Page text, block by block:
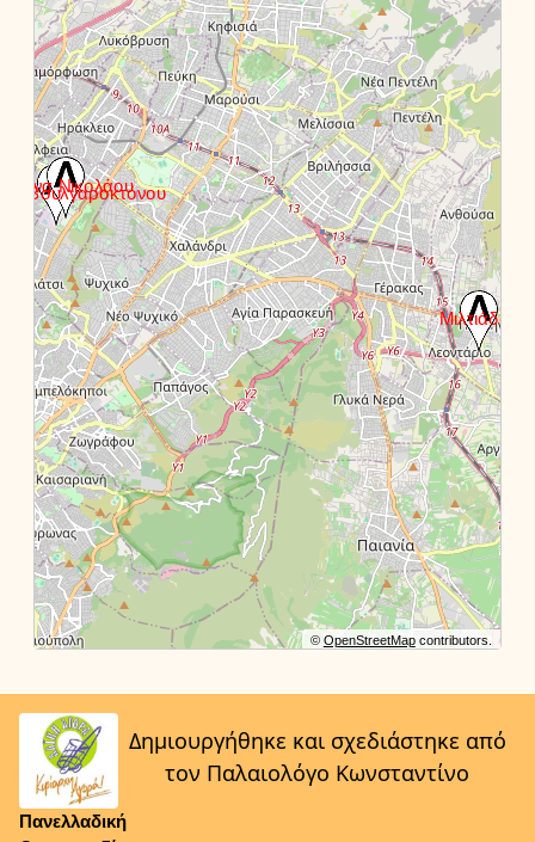
© OpenStreetMapcontributors.
Πανελλαδική
Δημιουργήθηκε και σχεδιάστηκε από
τον Παλαιολόγο Κωνσταντίνο